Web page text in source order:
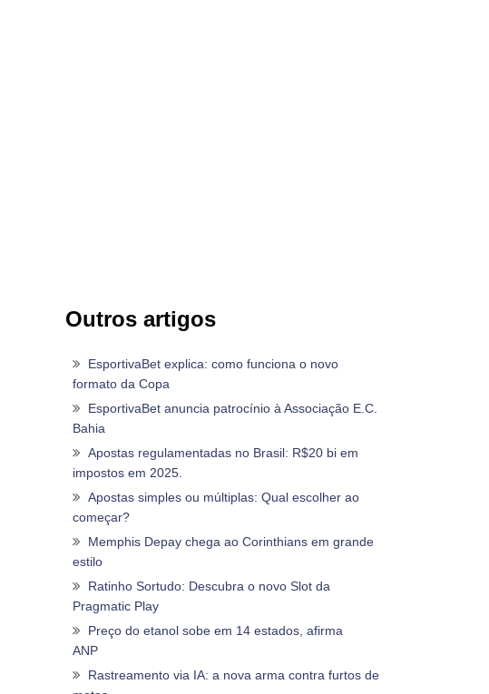
Outros artigos
EsportivaBet explica: como funciona o novo
formato da Copa
EsportivaBet anuncia patrocínio à Associação E.C.
Bahia
Apostas regulamentadas no Brasil: R$20 bi em
impostos em 2025.
Apostas simples ou múltiplas: Qual escolher ao
começar?
Memphis Depay chega ao Corinthians em grande
estilo
Ratinho Sortudo: Descubra o novo Slot da
Pragmatic Play
Preço do etanol sobe em 14 estados, afirma
ANP
Rastreamento via IA: a nova arma contra furtos de